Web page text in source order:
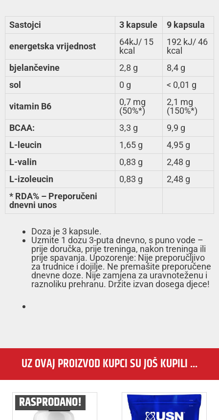
Sastojci 3 kapsule 9 kapsula
energetska vrijednost
64kJ/ 15
kcal
192 kJ/ 46
kcal
bjelančevine
2,8 g
8,4 g
sol
0 g < 0,01 g
vitamin B6
0,7 mg
(50%*)
2,1 mg
(150%*)
BCAA:
3,3 g
9,9 g
L-leucin
1,65 g
4,95 g
L-valin
0,83 g
2,48 g
L-izoleucin
0,83 g
2,48 g
* RDA% – Preporučeni
dnevni unos
Doza je 3 kapsule.
Uzmite 1 dozu 3-puta dnevno, s puno vode –
prije doručka, prije treninga, nakon treninga ili
prije spavanja. Upozorenje: Nije preporučljivo
za trudnice i dojilje. Ne premašite preporučene
dnevne doze. Nije zamjena za uravnoteženu i
raznoliku prehranu. Držite izvan dosega djece!
UZ OVAJ PROIZVOD KUPCI SU JOŠ KUPILI ...
RASPRODANO!